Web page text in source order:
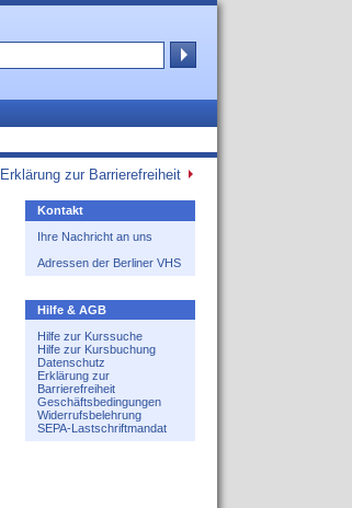
Erklärung zur Barrierefreiheit
Kontakt
Ihre Nachricht an uns
Adressen der Berliner VHS
Hilfe & AGB
Hilfe zur Kurssuche
Hilfe zur Kursbuchung
Datenschutz
Erklärung zur
Barrierefreiheit
Geschäftsbedingungen
Widerrufsbelehrung
SEPA-Lastschriftmandat